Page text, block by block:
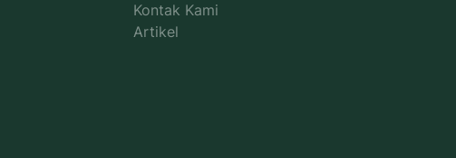
Kontak Kami
Artikel